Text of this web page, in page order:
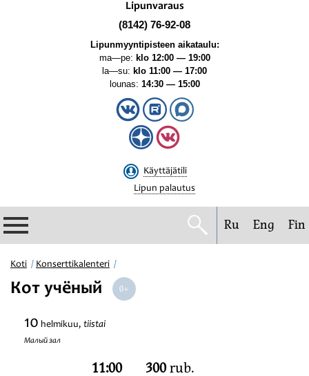
Lipunvaraus
(8142) 76-92-08
Lipunmyyntipisteen aikataulu:
ma—pe: klo 12:00 — 19:00
la—su: klo 11:00 — 17:00
lounas: 14:30 — 15:00
Käyttäjätili
Lipun palautus
Filharmonia
Konserttikalenteri
Festivaalit
Ru Eng Fin
Koti Konserttikalenteri
Кот учёный
10 helmikuu, tiistai
Малый зал
11:00 300rub.